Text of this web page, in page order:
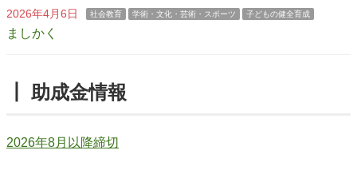
2026年4月6日 社会教育 学術・文化・芸術・スポーツ 子どもの健全育成
ましかく
┃ 助成金情報
2026年8月以降締切